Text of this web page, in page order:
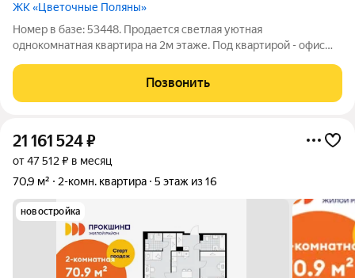
ЖК «Цветочные Поляны»
Номер в базе: 53448. Продается светлая уютная
однокомнатная квартира на 2м этаже. Под квартирой - офис
выполнен ремонт, техника и мебель для комфортного
проживания в наличии. Район обжитой - школа,
Позвонить
21 161 524₽
от 47 512 ₽ в месяц
70,9 м²
2-комн. квартира 5 этаж из 16
новостройка